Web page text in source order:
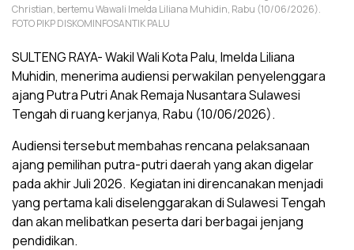
Christian, bertemu Wawali Imelda Liliana Muhidin, Rabu (10/06/2026).
FOTO PIKP DISKOMINFOSANTIK PALU
SULTENG RAYA- Wakil Wali Kota Palu, Imelda Liliana
Muhidin, menerima audiensi perwakilan penyelenggara
ajang Putra Putri Anak Remaja Nusantara Sulawesi
Tengah di ruang kerjanya, Rabu (10/06/2026).
Audiensi tersebut membahas rencana pelaksanaan
ajang pemilihan putra-putri daerah yang akan digelar
pada akhir Juli 2026. Kegiatan ini direncanakan menjadi
yang pertama kali diselenggarakan di Sulawesi Tengah
dan akan melibatkan peserta dari berbagai jenjang
pendidikan.